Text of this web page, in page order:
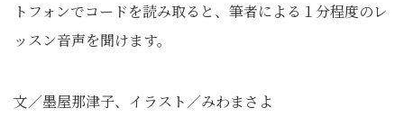
トフォンでコードを読み取ると、筆者による１分程度のレ
ッスン音声を聞けます。
文／墨屋那津子、イラスト／みわまさよ